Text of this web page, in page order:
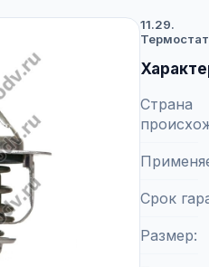
11.29.
Страна
Срок
Размер